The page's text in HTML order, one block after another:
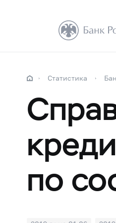
Статистика
по